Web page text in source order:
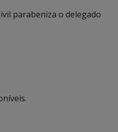
parabeniza o delegado